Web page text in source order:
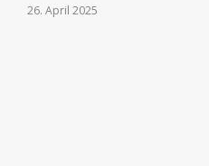
26. April 2025